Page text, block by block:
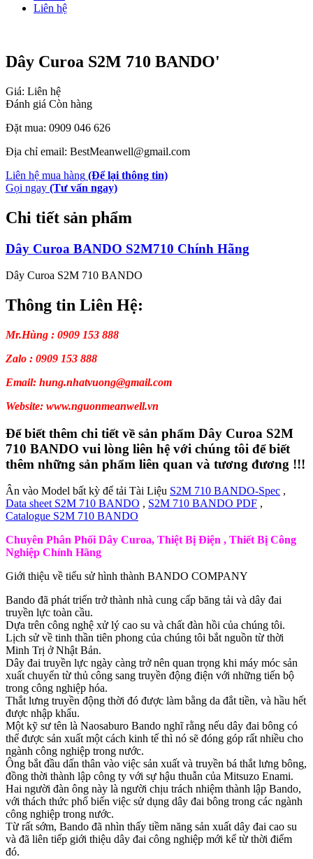
Liên hệ
Dây Curoa S2M 710 BANDO'
Giá: Liên hệ
Đánh giá Còn hàng
Đặt mua: 0909 046 626
Địa chỉ email: BestMeanwell@gmail.com
Liên hệ mua hàng (Để lại thông tin)
Gọi ngay (Tư vấn ngay)
Chi tiết sản phẩm
Dây Curoa BANDO S2M710 Chính Hãng
Dây Curoa S2M 710 BANDO
Thông tin Liên Hệ:
Mr.Hùng : 0909 153 888
Zalo : 0909 153 888
Email: hung.nhatvuong@gmail.com
Website: www.nguonmeanwell.vn
Để biết thêm chi tiết về sản phẩm Dây Curoa S2M
710 BANDO vui lòng liên hệ với chúng tôi để biết
thêm những sản phẩm liên quan và tương đương !!!
Ân vào Model bất kỳ để tải Tài Liệu S2M 710 BANDO-Spec ,
Data sheet S2M 710 BANDO , S2M 710 BANDO PDF ,
Catalogue S2M 710 BANDO
Chuyên Phân Phối Dây Curoa, Thiệt Bị Điện , Thiết Bị Công
Nghiệp Chính Hãng
Giới thiệu về tiểu sử hình thành BANDO COMPANY
Bando đã phát triển trở thành nhà cung cấp băng tải và dây đai
truyền lực toàn cầu.
Dựa trên công nghệ xử lý cao su và chất đàn hồi của chúng tôi.
Lịch sử về tinh thần tiên phong của chúng tôi bắt nguồn từ thời
Minh Trị ở Nhật Bản.
Dây đai truyền lực ngày càng trở nên quan trọng khi máy móc sản
xuất chuyển từ thủ công sang truyền động điện với những tiến bộ
trong công nghiệp hóa.
Thắt lưng truyền động thời đó được làm bằng da đắt tiền, và hầu hết
được nhập khẩu.
Một kỹ sư tên là Naosaburo Bando nghĩ rằng nếu dây đai bông có
thể được sản xuất một cách kinh tế thì nó sẽ đóng góp rất nhiều cho
ngành công nghiệp trong nước.
Ông bắt đầu dấn thân vào việc sản xuất và truyền bá thắt lưng bông,
đồng thời thành lập công ty với sự hậu thuẫn của Mitsuzo Enami.
Hai người đàn ông này là người chịu trách nhiệm thành lập Bando,
với thách thức phổ biến việc sử dụng dây đai bông trong các ngành
công nghiệp trong nước.
Từ rất sớm, Bando đã nhìn thấy tiềm năng sản xuất dây đai cao su
và đã liên tiếp giới thiệu dây đai công nghiệp mới kể từ thời điểm
đó.